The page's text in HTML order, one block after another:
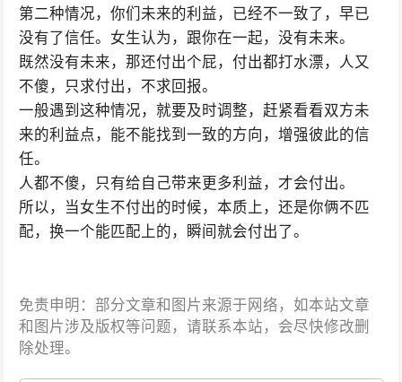
第二种情况，你们未来的利益，已经不一致了，早已
没有了信任。女生认为，跟你在一起，没有未来。
既然没有未来，那还付出个屁，付出都打水漂，人又
不傻，只求付出，不求回报。
一般遇到这种情况，就要及时调整，赶紧看看双方未
来的利益点，能不能找到一致的方向，增强彼此的信
任。
人都不傻，只有给自己带来更多利益，才会付出。
所以，当女生不付出的时候，本质上，还是你俩不匹
配，换一个能匹配上的，瞬间就会付出了。
免责申明：部分文章和图片来源于网络，如本站文章
和图片涉及版权等问题，请联系本站，会尽快修改删
除处理。